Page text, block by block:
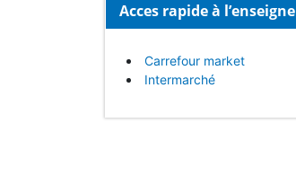
Acces rapide à l’enseigne
Carrefour market
Intermarché